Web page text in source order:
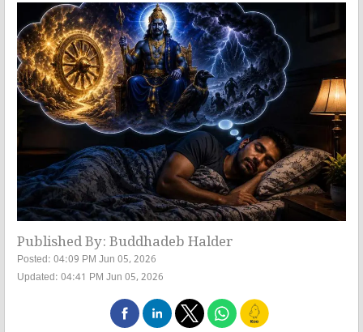
Published By: Buddhadeb Halder
Posted: 04:09 PM Jun 05, 2026
Updated: 04:41 PM Jun 05, 2026